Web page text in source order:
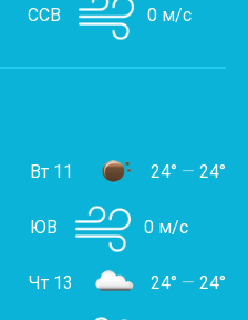
ССВ 0 м/с
Вт 11 24° — 24°
ЮВ 0 м/с
Чт 13 24° — 24°